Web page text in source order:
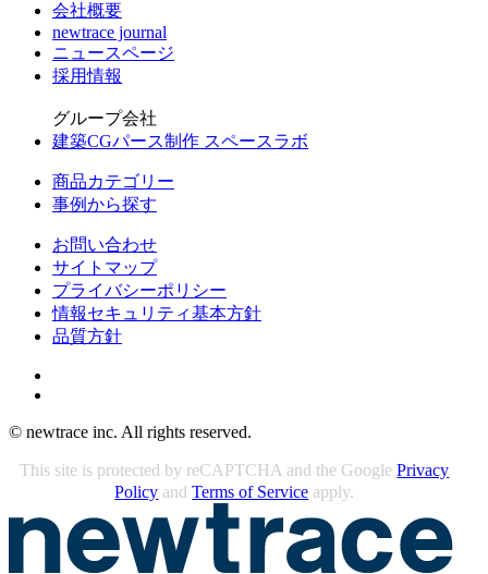
会社概要
newtrace journal
ニュースページ
採用情報
グループ会社
建築CGパース制作 スペースラボ
商品カテゴリー
事例から探す
お問い合わせ
サイトマップ
プライバシーポリシー
情報セキュリティ基本方針
品質方針
© newtrace inc. All rights reserved.
This site is protected by reCAPTCHA and the GooglePrivacy
Policy andTerms of Service apply.